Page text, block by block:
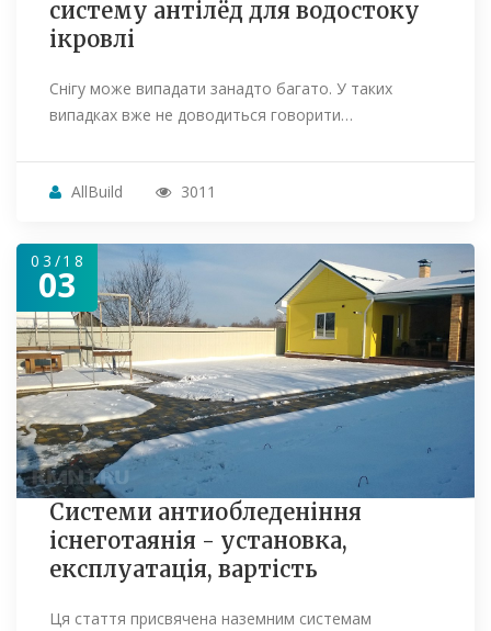
систему антілёд для водостоку
ікровлі
Снігу може випадати занадто багато. У таких
випадках вже не доводиться говорити…
AllBuild 3011
03/18
03
Системи антиобледеніння
існеготаянія - установка,
експлуатація, вартість
Ця стаття присвячена наземним системам